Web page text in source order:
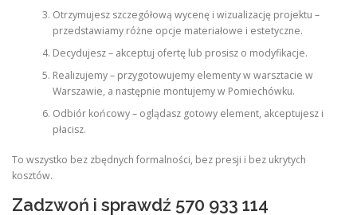
Otrzymujesz szczegółową wycenę i wizualizację projektu –
przedstawiamy różne opcje materiałowe i estetyczne.
Decydujesz – akceptuj ofertę lub prosisz o modyfikacje.
Realizujemy – przygotowujemy elementy w warsztacie w
Warszawie, a następnie montujemy w Pomiechówku.
Odbiór końcowy – oglądasz gotowy element, akceptujesz i
płacisz.
To wszystko bez zbędnych formalności, bez presji i bez ukrytych
kosztów.
Zadzwoń i sprawdź 570 933 114